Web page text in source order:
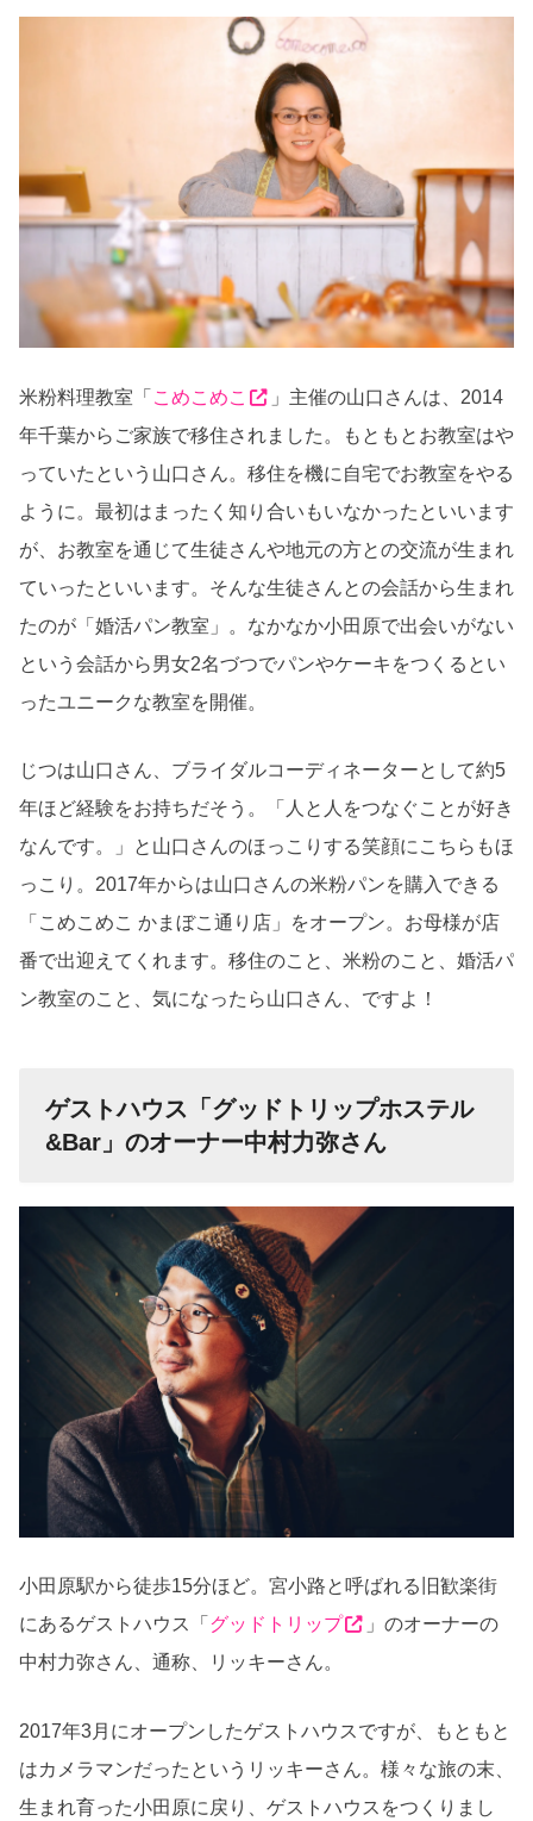
米粉料理教室「 こめこめこ 」主催の山口さんは、 2014
年千葉からご家族で移住されました。もともとお教室はや
っていたという山口さん。移住を機に自宅でお教室をやる
ように。最初はまったく知り合いもいなかったといいます
が、お教室を通じて生徒さんや地元の方との交流が生まれ
ていったといいます。そんな生徒さんとの会話から生まれ
たのが「婚活パン教室」。なかなか小田原で出会いがない
という会話から男女2名づつでパンやケーキをつくるとい
ったユニークな教室を開催。
じつは山口さん、ブライダルコーディネーターとして約5
年ほど経験をお持ちだそう。「人と人をつなぐことが好き
なんです。」と山口さんのほっこりする笑顔にこちらもほ
っこり。 2017年からは山口さんの米粉パンを購入できる
「こめこめこ かまぼこ通り店」をオープン。お母様が店
番で出迎えてくれます。移住のこと、米粉のこと、婚活パ
ン教室のこと、気になったら山口さん、ですよ！
ゲストハウス「グッドトリップホステル
&Bar」のオーナー中村力弥さん
小田原駅から徒歩15分ほど。宮小路と呼ばれる旧歓楽街
にあるゲストハウス「 グッドトリップ
」のオーナーの
中村力弥さん、通称、リッキーさん。
2017年3月にオープンしたゲストハウスですが、もともと
はカメラマンだったというリッキーさん。様々な旅の末、
生まれ育った小田原に戻り、ゲストハウスをつくりまし